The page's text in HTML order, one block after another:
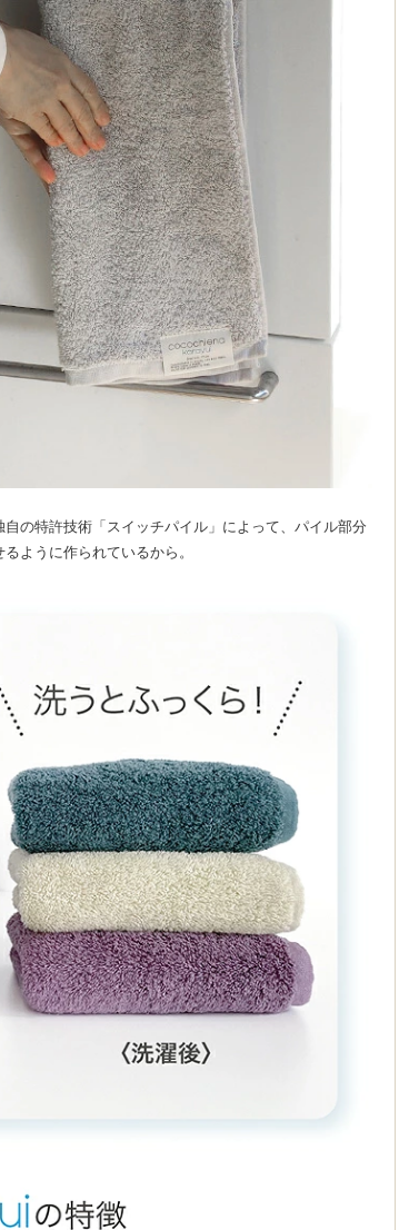
の特許技術「スイッチパイル」によって、パイル部分
ように作られているから。